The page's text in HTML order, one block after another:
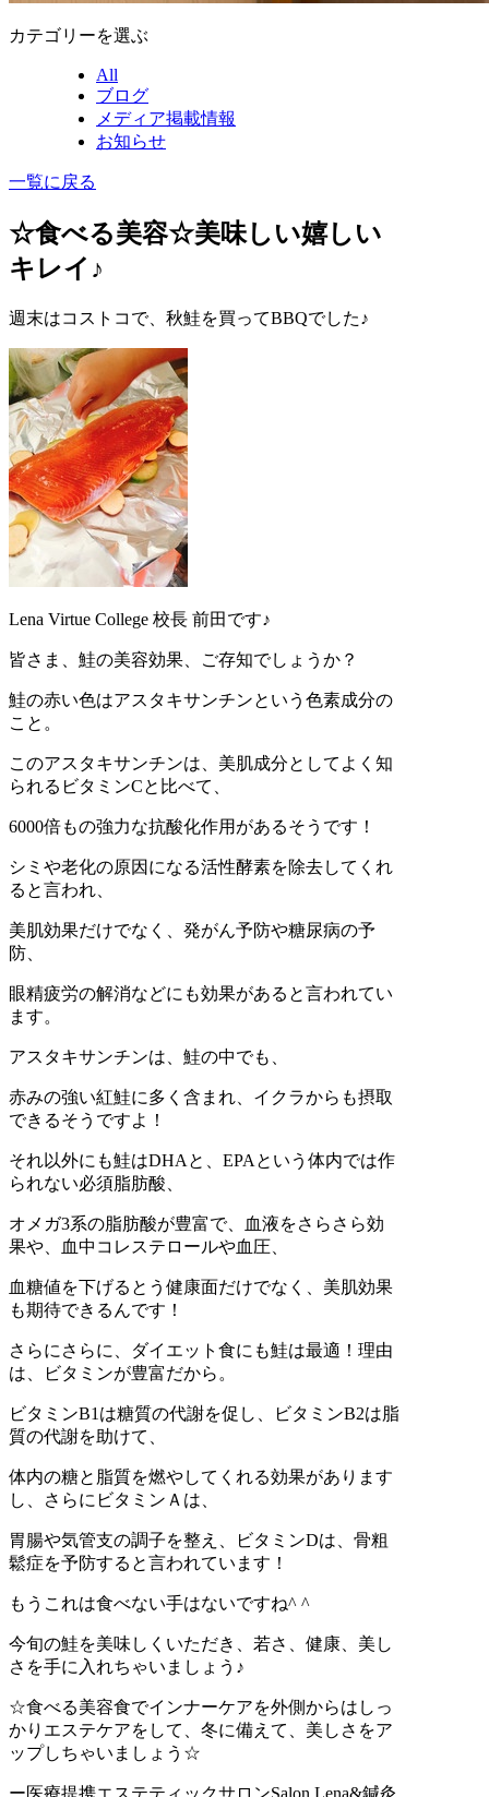
カテゴリーを選ぶ
All
ブログ
メディア掲載情報
お知らせ
一覧に戻る
☆食べる美容☆美味しい嬉しい
キレイ♪
週末はコストコで、秋鮭を買ってBBQでした♪
Lena Virtue College 校長 前田です♪
皆さま、鮭の美容効果、ご存知でしょうか？
鮭の赤い色はアスタキサンチンという色素成分の
こと。
このアスタキサンチンは、美肌成分としてよく知
られるビタミンCと比べて、
6000倍もの強力な抗酸化作用があるそうです！
シミや老化の原因になる活性酵素を除去してくれ
ると言われ、
美肌効果だけでなく、発がん予防や糖尿病の予
防、
眼精疲労の解消などにも効果があると言われてい
ます。
アスタキサンチンは、鮭の中でも、
赤みの強い紅鮭に多く含まれ、イクラからも摂取
できるそうですよ！
それ以外にも鮭はDHAと、EPAという体内では作
られない必須脂肪酸、
オメガ3系の脂肪酸が豊富で、血液をさらさら効
果や、血中コレステロールや血圧、
血糖値を下げるとう健康面だけでなく、美肌効果
も期待できるんです！
さらにさらに、ダイエット食にも鮭は最適！理由
は、ビタミンが豊富だから。
ビタミンB1は糖質の代謝を促し、ビタミンB2は脂
質の代謝を助けて、
体内の糖と脂質を燃やしてくれる効果があります
し、さらにビタミンＡは、
胃腸や気管支の調子を整え、ビタミンDは、骨粗
鬆症を予防すると言われています！
もうこれは食べない手はないですね^ ^
今旬の鮭を美味しくいただき、若さ、健康、美し
さを手に入れちゃいましょう♪
☆食べる美容食でインナーケアを外側からはしっ
かりエステケアをして、冬に備えて、美しさをア
ップしちゃいましょう☆
ー医療提携エステティックサロンSalon Lena&鍼灸